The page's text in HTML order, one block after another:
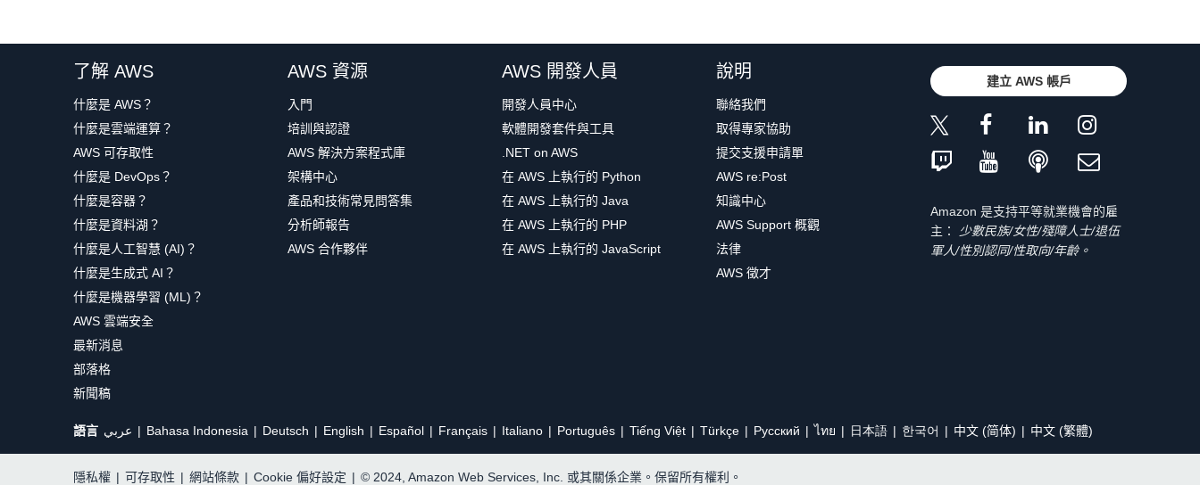
了解 AWS
什麼是 AWS？
什麼是雲端運算？
AWS 可存取性
什麼是 DevOps？
什麼是容器？
什麼是資料湖？
什麼是人工智慧 (AI)？
什麼是生成式 AI？
什麼是機器學習 (ML)？
AWS 雲端安全
最新消息
部落格
新聞稿
AWS 資源
入門
培訓與認證
AWS 解決方案程式庫
架構中心
產品和技術常見問答集
分析師報告
AWS 合作夥伴
AWS 開發人員
開發人員中心
軟體開發套件與工具
.NET on AWS
在 AWS 上執行的 Python
在 AWS 上執行的 Java
在 AWS 上執行的 PHP
在 AWS 上執行的 JavaScript
說明
聯絡我們
取得專家協助
提交支援申請單
AWS re:Post
知識中心
AWS Support 概觀
法律
AWS 徵才
建立 AWS 帳戶
Amazon 是支持平等就業機會的雇
主：
少數民族/女性/殘障人士/退伍
軍人/性別認同/性取向/年齡。
語言 عربي Bahasa Indonesia Deutsch English Español Français Italiano Português Tiếng Việt Türkçe Ρусский ไทย 日本語 한국어 中文 (简体) 中文 (繁體)
隱私權 | 可存取性 | 網站條款 | Cookie 偏好設定 | © 2024, Amazon Web Services, Inc. 或其關係企業。保留所有權利。